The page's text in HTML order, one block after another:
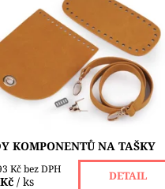
z broušené eko
využijete na výrobu háčkované
pletené kabelky z přízí či
Obsahuje všechny potřebné
- dno a klopu s...
Skladem 1 ks
KOMPONENTŮ NA TAŠKY
Kč bez DPH
/ ks DETAIL